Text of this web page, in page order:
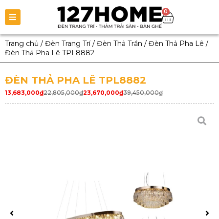
0
Trang chủ / Đèn Trang Trí/ Đèn Thả Trần / Đèn Thả Pha Lê /
Đèn Thả Pha Lê TPL8882
ĐÈN THẢ PHA LÊ TPL8882
22,805,000₫
13,683,000₫ 39,450,000₫
23,670,000₫